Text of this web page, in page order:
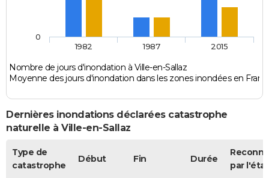
Nombre de jours d'inondation à Ville-en-Sallaz
Moyenne des jours d'inondation dans les zones inondées en
1982 1987 2015
0
Dernières inondations déclarées catastrophe
naturelle à Ville-en-Sallaz
Type de
catastrophe
Début Fin Durée
par l'état